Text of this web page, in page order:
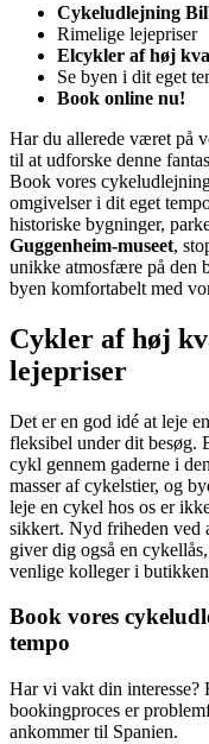
Cykeludlejning
Rimelige lejepriser
Elcykler af høj
Se byen i dit eget
Book online nu!
Har du allerede været på
til at udforske denne
Book vores
omgivelser i dit eget
historiske bygninger,
Guggenheim-museet,
unikke atmosfære på den
byen komfortabelt med
Cykler af høj
lejepriser
Det er en god idé at leje
fleksibel under dit besøg.
cykl gennem gaderne i
masser af cykelstier, og
leje en cykel hos os er
sikkert. Nyd friheden ved
giver dig også en
venlige kolleger i
Book vores
tempo
Har vi vakt din interesse?
bookingproces er
ankommer til Spanien.